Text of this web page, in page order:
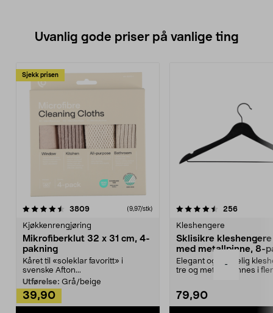
-
Uvanlig gode priser på vanlige ting
Sjekk prisen
3809anmeldelser(9,97/stk)
Kjøkkenrengjøring
Mikrofiberklut 32 x 31 cm, 4-
pakning
Kåret til «soleklar favoritt» i
svenske Afton...
Utførelse: Grå/beige
39,90
4.5av 5 stjerner 256
Kleshengere
Sklisikre
med metallpinne, 8-
Elegant og skikkelig
tre og metall – finnes i
79,90
4.5av 5 stjerner